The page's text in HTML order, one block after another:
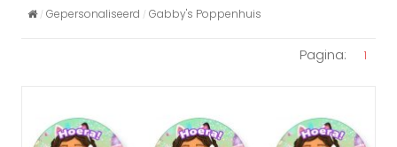
Gepersonaliseerd Gabby's Poppenhuis
Pagina: 1